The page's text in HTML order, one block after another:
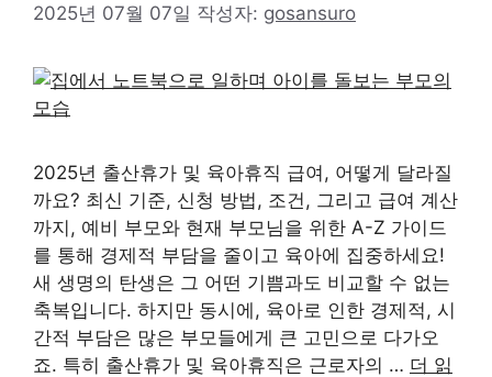
2025년 07월 07일 작성자: gosansuro
2025년 출산휴가 및 육아휴직 급여, 어떻게 달라질
까요? 최신 기준, 신청 방법, 조건, 그리고 급여 계산
까지, 예비 부모와 현재 부모님을 위한 A-Z 가이드
를 통해 경제적 부담을 줄이고 육아에 집중하세요!
새 생명의 탄생은 그 어떤 기쁨과도 비교할 수 없는
축복입니다. 하지만 동시에, 육아로 인한 경제적, 시
간적 부담은 많은 부모들에게 큰 고민으로 다가오
죠. 특히 출산휴가 및 육아휴직은 근로자의 … 더 읽